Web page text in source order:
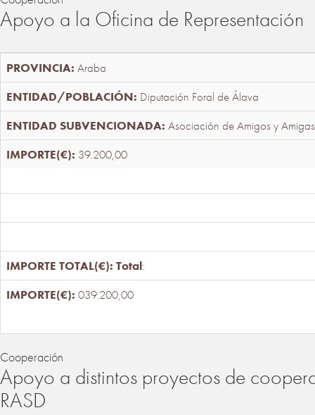
Apoyo a la Oficina de Representación
Araba
Diputación Foral de Álava
Asociación de Amigos y
39.200,00
Total:
039.200,00
Cooperación
Apoyo a distintos proyectos de
RASD